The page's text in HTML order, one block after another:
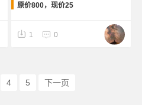
原价800，现价25
1 0
4 5 下一页